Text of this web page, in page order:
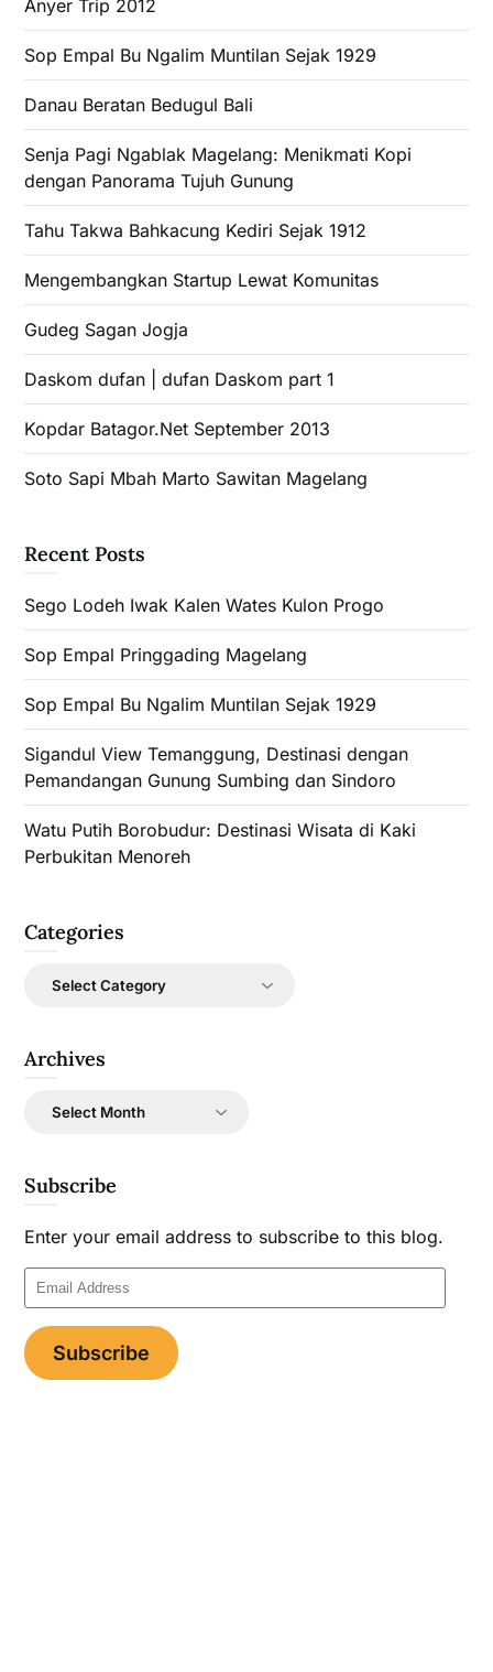
Anyer Trip 2012
Sop Empal Bu Ngalim Muntilan Sejak 1929
Danau Beratan Bedugul Bali
Senja Pagi Ngablak Magelang: Menikmati Kopi
dengan Panorama Tujuh Gunung
Tahu Takwa Bahkacung Kediri Sejak 1912
Mengembangkan Startup Lewat Komunitas
Gudeg Sagan Jogja
Daskom dufan | dufan Daskom part 1
Kopdar Batagor.Net September 2013
Soto Sapi Mbah Marto Sawitan Magelang
Recent Posts
Sego Lodeh Iwak Kalen Wates Kulon Progo
Sop Empal Pringgading Magelang
Sop Empal Bu Ngalim Muntilan Sejak 1929
Sigandul View Temanggung, Destinasi dengan
Pemandangan Gunung Sumbing dan Sindoro
Watu Putih Borobudur: Destinasi Wisata di Kaki
Perbukitan Menoreh
Categories
Categories
Archives
Archives
Subscribe
Enter your email address to subscribe to this blog.
Email
Address
Subscribe